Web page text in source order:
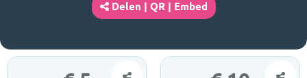
Delen | QR | Embed